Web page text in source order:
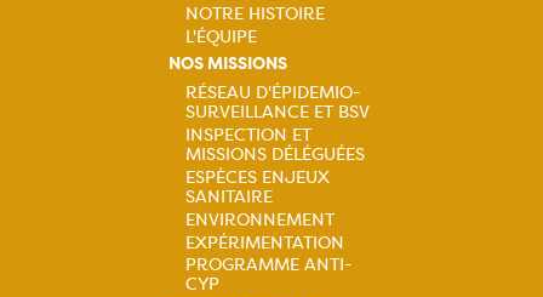
Navigation
principale
NOTRE HISTOIRE
L'ÉQUIPE
NOS MISSIONS
Navigation
principale
RÉSEAU D'ÉPIDEMIO-
SURVEILLANCE ET BSV
INSPECTION ET
MISSIONS DÉLÉGUÉES
ESPÈCES ENJEUX
SANITAIRE
ENVIRONNEMENT
EXPÉRIMENTATION
PROGRAMME ANTI-
CYP